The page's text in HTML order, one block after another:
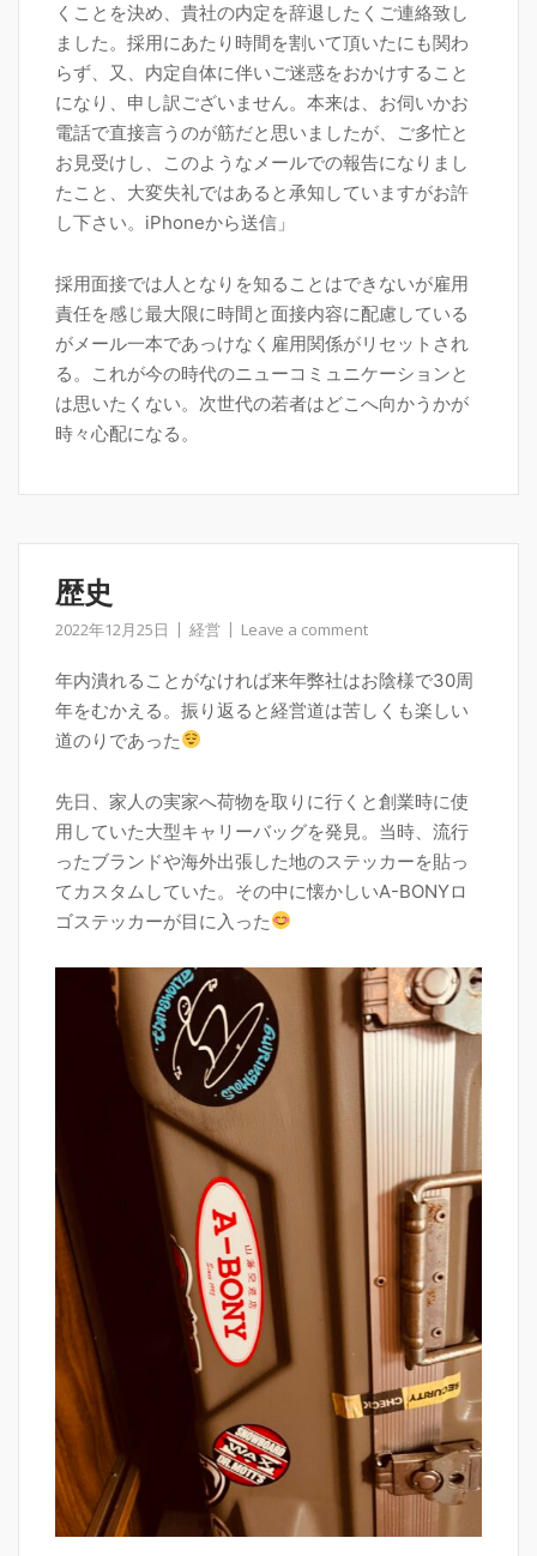
くことを決め、貴社の内定を辞退したくご連絡致し
ました。採用にあたり時間を割いて頂いたにも関わ
らず、又、内定自体に伴いご迷惑をおかけすること
になり、申し訳ございません。本来は、お伺いかお
電話で直接言うのが筋だと思いましたが、ご多忙と
お見受けし、このようなメールでの報告になりまし
たこと、大変失礼ではあると承知していますがお許
し下さい。iPhoneから送信」
採用面接では人となりを知ることはできないが雇用
責任を感じ最大限に時間と面接内容に配慮している
がメール一本であっけなく雇用関係がリセットされ
る。これが今の時代のニューコミュニケーションと
は思いたくない。次世代の若者はどこへ向かうかが
時々心配になる。
歴史
2022年12月25日 経営 Leave a comment
年内潰れることがなければ来年弊社はお陰様で30周
年をむかえる。振り返ると経営道は苦しくも楽しい
道のりであった
先日、家人の実家へ荷物を取りに行くと創業時に使
用していた大型キャリーバッグを発見。当時、流行
ったブランドや海外出張した地のステッカーを貼っ
てカスタムしていた。その中に懐かしいA-BONYロ
ゴステッカーが目に入った